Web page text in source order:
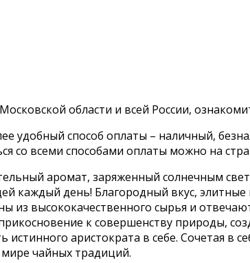
области и всей России,
удобный способ оплаты – наличный,
со всеми способами оплаты можно на
аромат, заряженный солнечным
каждый день! Благородный вкус,
из высококачественного сырья и
к совершенству природы,
аристократа в себе. Сочетая в
мире чайных традиций.